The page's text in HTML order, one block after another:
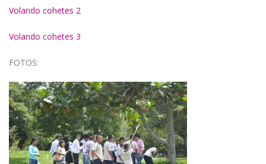
Volando cohetes 2
Volando cohetes 3
FOTOS: